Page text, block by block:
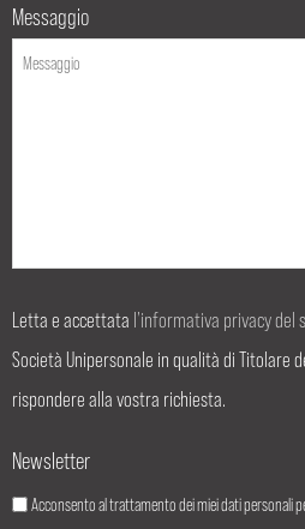
Messaggio
Letta e accettata l’informativa privacy del
Società Unipersonale in qualità di Titolare
rispondere alla vostra richiesta.
Newsletter
Acconsento al trattamento dei miei dati personali